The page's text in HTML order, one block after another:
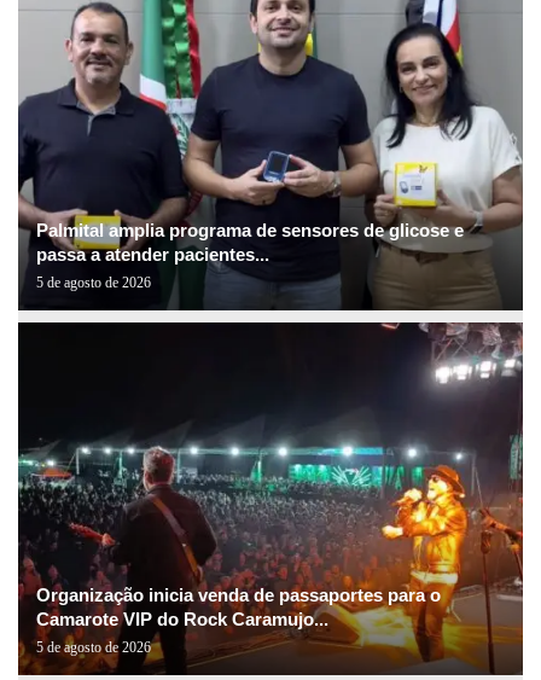
Palmital amplia programa de sensores de glicose e
passa a atender pacientes...
5 de agosto de 2026
Organização inicia venda de passaportes para o
Camarote VIP do Rock Caramujo...
5 de agosto de 2026